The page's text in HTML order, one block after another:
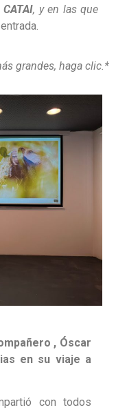
, y en las que
entrada.
grandes, haga clic.*
, Óscar
en su viaje a
con todos